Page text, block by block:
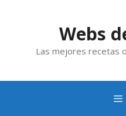
Webs
Las mejores recetas